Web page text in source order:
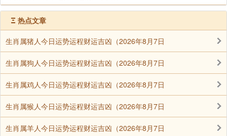
Ξ 热点文章
生肖属猪人今日运势运程财运吉凶（2026年8月7日
生肖属狗人今日运势运程财运吉凶（2026年8月7日
生肖属鸡人今日运势运程财运吉凶（2026年8月7日
生肖属猴人今日运势运程财运吉凶（2026年8月7日
生肖属羊人今日运势运程财运吉凶（2026年8月7日